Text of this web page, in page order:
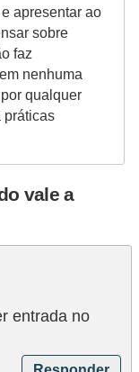
apresentar ao
sobre
faz
nenhuma
qualquer
práticas
vale a
entrada no